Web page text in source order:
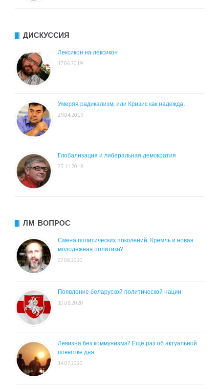
ДИСКУССИЯ
Лексикон на лексикон
17.06.2019
Умеряя радикализм, или Кризис как надежда.
29.04.2019
Глобализация и либеральная демократия
23.11.2018
ЛМ-ВОПРОС
Смена политических поколений. Кремль и новая
молодежная политика?
07.08.2020
Появление беларуской политической нации
10.08.2020
Левизна без коммунизма? Ещё раз об актуальной
повестке дня
14.07.2020